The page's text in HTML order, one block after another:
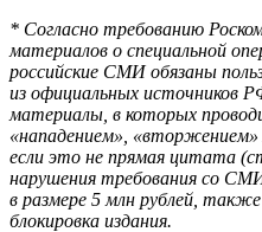
* Согласно требованию
материалов о специальной
российские СМИ обязаны
из официальных источников
материалы, в которых
«нападением», «вторжением»
если это не прямая цитата
нарушения требования со
в размере 5 млн рублей,
блокировка издания.